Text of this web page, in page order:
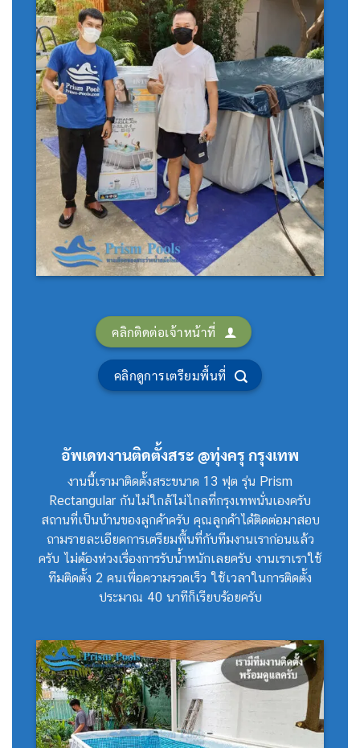
คลิกติดต่อเจ้าหน้าที่
คลิกดูการเตรียมพื้นที่
อัพเดทงานติดตั้งสระ @ทุ่งครุ กรุงเทพ
งานนี้เรามาติดตั้งสระขนาด 13 ฟุต รุ่น Prism
Rectangular กันไม่ใกล้ไม่ไกลที่กรุงเทพนั่นเองครับ
สถานที่เป็นบ้านของลูกค้าครับ คุณลูกค้าได้ติดต่อมาสอบ
ถามรายละเอียดการเตรียมพื้นที่กับทีมงานเราก่อนแล้ว
ครับ ไม่ต้องห่วงเรื่องการรับน้ำหนักเลยครับ งานเราเราใช้
ทีมติดตั้ง 2 คนเพื่อความรวดเร็ว ใช้เวลาในการติดตั้ง
ประมาณ 40 นาทีก็เรียบร้อยครับ